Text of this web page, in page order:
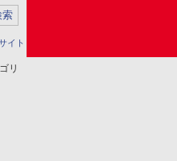
イト
リ